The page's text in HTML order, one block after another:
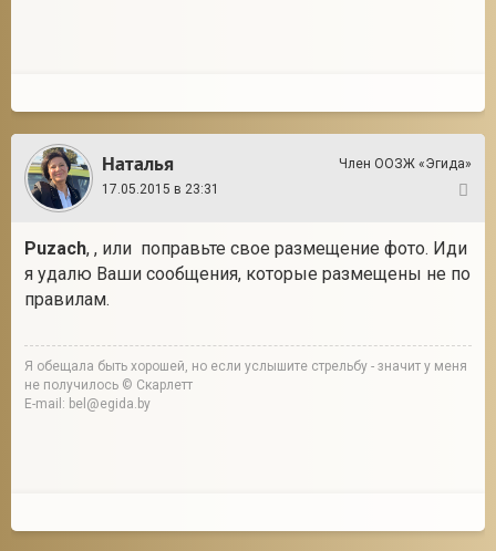
Наталья
Член ООЗЖ «Эгида»
17.05.2015 в 23:31
Puzach, , или поправьте свое размещение фото. Иди
я удалю Ваши сообщения, которые размещены не по
правилам.
Я обещала быть хорошей, но если услышите стрельбу - значит у меня
не получилось © Скарлетт
E-mail: bel@egida.by